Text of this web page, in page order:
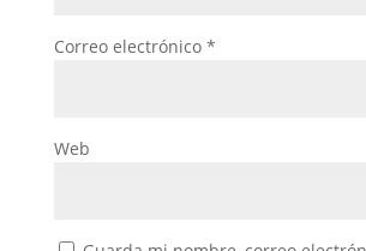
Correo electrónico *
Web